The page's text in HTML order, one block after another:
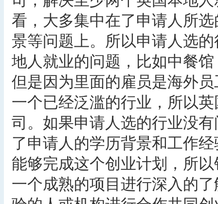
看，大多集中在了申请人所
景等问题上。所以申请人选
地人就业的问题，比如中餐
但是因为里面的雇员是海外
一个已经泛滥的行业，所以
司。如果申请人选的行业没
了申请人的学历背景和工作
能够完成这个创业计划，所
一个成熟的项目进行深入的